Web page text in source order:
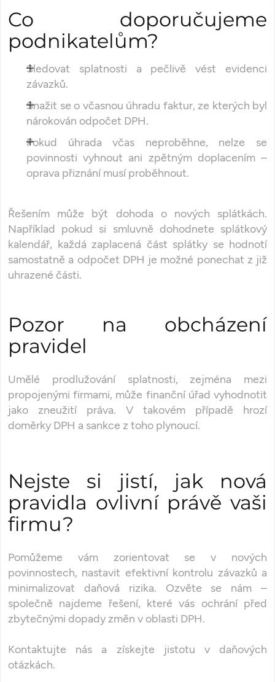
Co doporučujeme
podnikatelům?
Sledovat splatnosti a pečlivě vést evidenci
závazků.
Snažit se o včasnou úhradu faktur, ze kterých byl
nárokován odpočet DPH.
Pokud úhrada včas neproběhne, nelze se
povinnosti vyhnout ani zpětným doplacením –
oprava přiznání musí proběhnout.
Řešením může být dohoda o nových splátkách.
Například pokud si smluvně dohodnete splátkový
kalendář, každá zaplacená část splátky se hodnotí
samostatně a odpočet DPH je možné ponechat z již
uhrazené části.
Pozor na obcházení
pravidel
Umělé prodlužování splatnosti, zejména mezi
propojenými firmami, může finanční úřad vyhodnotit
jako zneužití práva. V takovém případě hrozí
doměrky DPH a sankce z toho plynoucí.
Nejste si jistí, jak nová
pravidla ovlivní právě vaši
firmu?
Pomůžeme vám zorientovat se v nových
povinnostech, nastavit efektivní kontrolu závazků a
minimalizovat daňová rizika. Ozvěte se nám –
společně najdeme řešení, které vás ochrání před
zbytečnými dopady změn v oblasti DPH.
Kontaktujte nás a získejte jistotu v daňových
otázkách.